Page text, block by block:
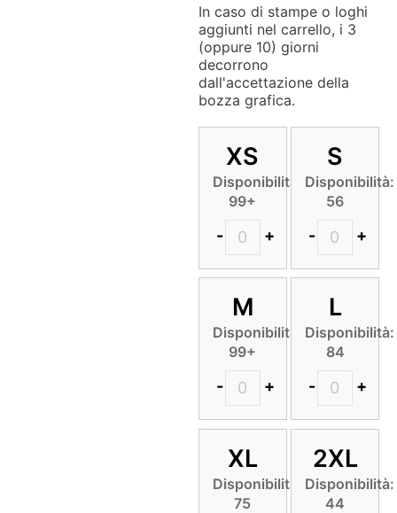
In caso di stampe o loghi
aggiunti nel carrello, i 3
(oppure 10) giorni
decorrono
dall'accettazione della
bozza grafica.
XS
Disponibilità:
99+
- +
S
Disponibilità:
56
- +
M
Disponibilità:
99+
- +
L
Disponibilità:
84
- +
XL
Disponibilità:
75
2XL
Disponibilità:
44